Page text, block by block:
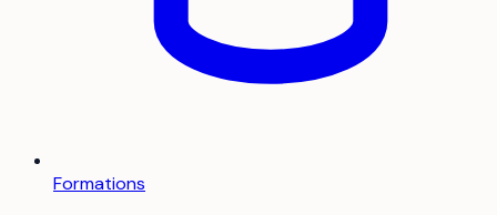
Formations